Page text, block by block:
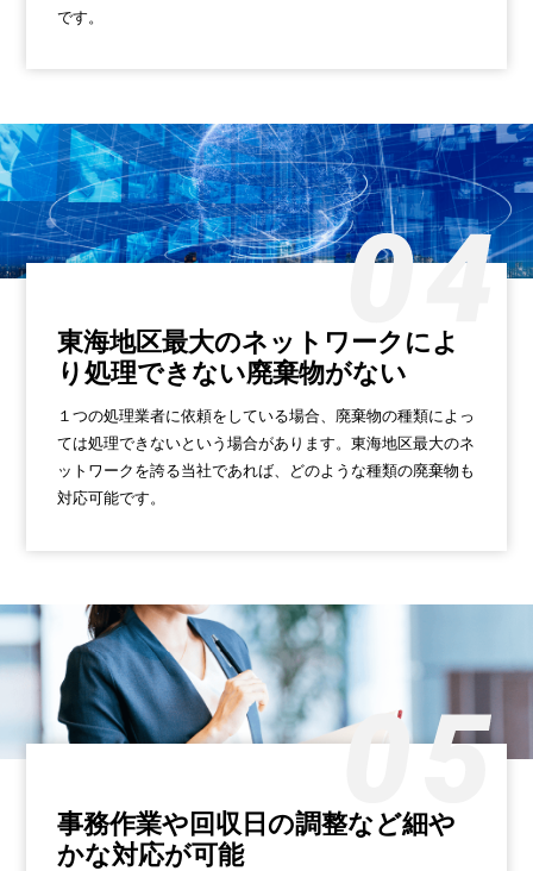
です。
東海地区最大のネットワークによ
り処理できない廃棄物がない
１つの処理業者に依頼をしている場合、廃棄物の種類によっ
ては処理できないという場合があります。東海地区最大のネ
ットワークを誇る当社であれば、どのような種類の廃棄物も
対応可能です。
事務作業や回収日の調整など細や
かな対応が可能